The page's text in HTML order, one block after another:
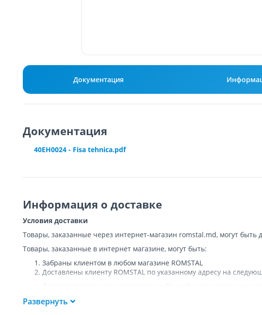
Документация
Документация
40EH0024 - Fisa tehnica.pdf
Информация о доставке
Условия доставки
Товары, заказанные через интернет-магазин romstal.md, могут быть
Товары, заказанные в интернет магазине, могут быть:
Забраны клиентом в любом магазине ROMSTAL
Доставлены клиенту ROMSTAL по указанному адресу на
Доставка товара осуществляется до ближайшего к указанному
Подъем товара на этаж или занос в дом
Развернуть